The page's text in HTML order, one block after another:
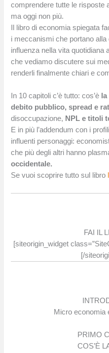
comprendere tutte le risposte
ma oggi non più.
Il libro di economia spiegata
i meccanismi che portano
influenza nella vita quotidiana
che vediamo discutere sui
renderli finalmente chiari e
In 10 capitoli c’è tutto: cos’è
debito pubblico, spread e
disoccupazione, NPL e titoli
E in più l’addendum con i
influenti personaggi:
che più degli altri hanno
occidentale.
Se vuoi scoprire tutto sul libro
FAI IL
[siteorigin_widget
[/
Micro economia
PRIMO
COS’È